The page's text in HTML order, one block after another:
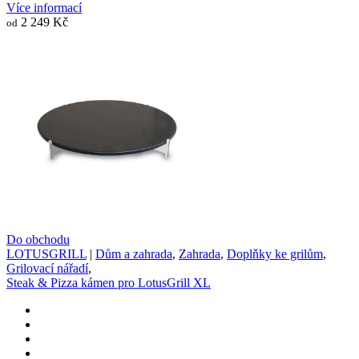
Více informací
od 2 249 Kč
Do obchodu
LOTUSGRILL | Dům a zahrada, Zahrada, Doplňky ke grilům,
Grilovací nářadí,
Steak & Pizza kámen pro LotusGrill XL